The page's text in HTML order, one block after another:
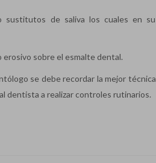
sustitutos de saliva los cuales en su
erosivo sobre el esmalte dental.
se debe recordar la mejor técnica
dentista a realizar controles rutinarios.